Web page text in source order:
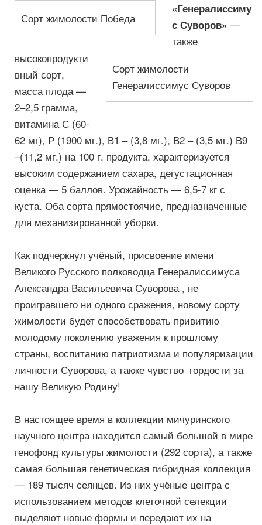
Сорт жимолости Победа
Сорт жимолости
Генералиссимус Суворов
«Генералиссиму
с Суворов» —
также
высокопродукти
вный сорт,
масса плода —
2–2,5 грамма,
витамина С (60-
62 мг), Р (1900 мг.), В1 – (3,8 мг.), В2 – (3,5 мг.) В9
–(11,2 мг.) на 100 г. продукта, характеризуется
высоким содержанием сахара, дегустационная
оценка — 5 баллов. Урожайность — 6,5-7 кг с
куста. Оба сорта прямостоячие, предназначенные
для механизированной уборки.
Как подчеркнул учёный, присвоение имени
Великого Русского полководца Генералиссимуса
Александра Васильевича Суворова , не
проигравшего ни одного сражения, новому сорту
жимолости будет способствовать привитию
молодому поколению уважения к прошлому
страны, воспитанию патриотизма и популяризации
личности Суворова, а также чувство гордости за
нашу Великую Родину!
В настоящее время в коллекции мичуринского
научного центра находится самый большой в мире
генофонд культуры жимолости (292 сорта), а также
самая большая генетическая гибридная коллекция
— 189 тысяч сеянцев. Из них учёные центра с
использованием методов клеточной селекции
выделяют новые формы и передают их на